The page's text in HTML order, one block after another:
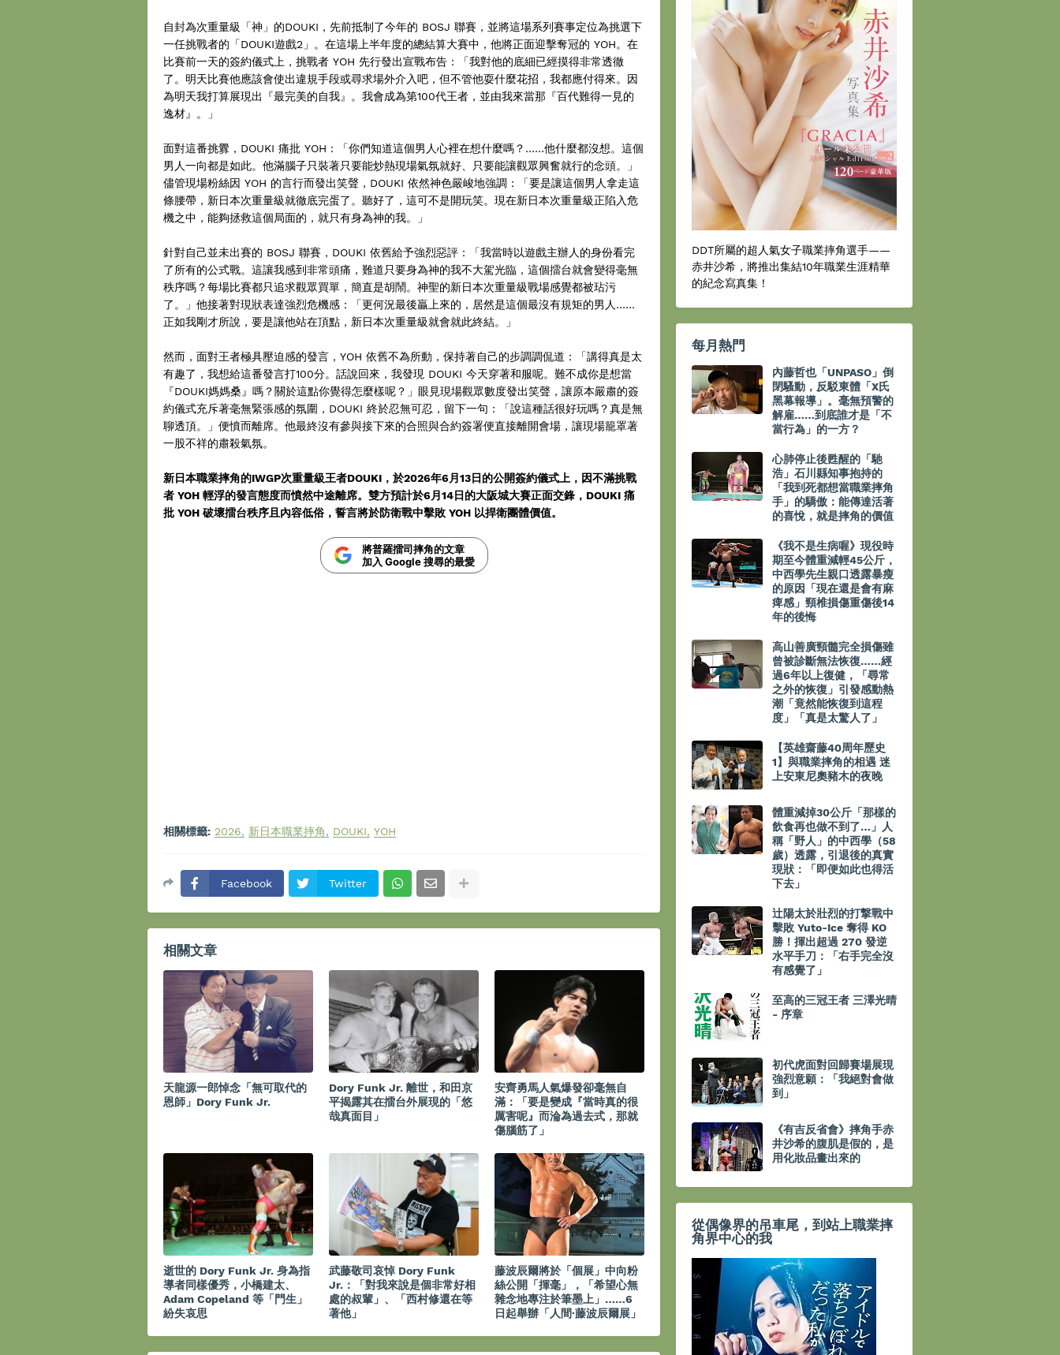
自封為次重量級「神」的DOUKI，先前抵制了今年的 BOSJ 聯賽，並將這場系列賽事定位為挑選下
一任挑戰者的「DOUKI遊戲2」。在這場上半年度的總結算大賽中，他將正面迎擊奪冠的 YOH。在
比賽前一天的簽約儀式上，挑戰者 YOH 先行發出宣戰布告：「我對他的底細已經摸得非常透徹
了。明天比賽他應該會使出違規手段或尋求場外介入吧，但不管他耍什麼花招，我都應付得來。因
為明天我打算展現出『最完美的自我』。我會成為第100代王者，並由我來當那『百代難得一見的
逸材』。」
面對這番挑釁，DOUKI 痛批 YOH：「你們知道這個男人心裡在想什麼嗎？……他什麼都沒想。這個
男人一向都是如此。他滿腦子只裝著只要能炒熱現場氣氛就好、只要能讓觀眾興奮就行的念頭。」
儘管現場粉絲因 YOH 的言行而發出笑聲，DOUKI 依然神色嚴峻地強調：「要是讓這個男人拿走這
條腰帶，新日本次重量級就徹底完蛋了。聽好了，這可不是開玩笑。現在新日本次重量級正陷入危
機之中，能夠拯救這個局面的，就只有身為神的我。」
針對自己並未出賽的 BOSJ 聯賽，DOUKI 依舊給予強烈惡評：「我當時以遊戲主辦人的身份看完
了所有的公式戰。這讓我感到非常頭痛，難道只要身為神的我不大駕光臨，這個擂台就會變得毫無
秩序嗎？每場比賽都只追求觀眾買單，簡直是胡鬧。神聖的新日本次重量級戰場感覺都被玷污
了。」他接著對現狀表達強烈危機感：「更何況最後贏上來的，居然是這個最沒有規矩的男人……
正如我剛才所說，要是讓他站在頂點，新日本次重量級就會就此終結。」
然而，面對王者極具壓迫感的發言，YOH 依舊不為所動，保持著自己的步調調侃道：「講得真是太
有趣了，我想給這番發言打100分。話說回來，我發現 DOUKI 今天穿著和服呢。難不成你是想當
『DOUKI媽媽桑』嗎？關於這點你覺得怎麼樣呢？」眼見現場觀眾數度發出笑聲，讓原本嚴肅的簽
約儀式充斥著毫無緊張感的氛圍，DOUKI 終於忍無可忍，留下一句：「說這種話很好玩嗎？真是無
聊透頂。」便憤而離席。他最終沒有參與接下來的合照與合約簽署便直接離開會場，讓現場籠罩著
一股不祥的肅殺氣氛。
新日本職業摔角的IWGP次重量級王者DOUKI，於2026年6月13日的公開簽約儀式上，因不滿挑戰
者 YOH 輕浮的發言態度而憤然中途離席。雙方預計於6月14日的大阪城大賽正面交鋒，DOUKI 痛
批 YOH 破壞擂台秩序且內容低俗，誓言將於防衛戰中擊敗 YOH 以捍衛團體價值。
將普羅擂司摔角的文章
加入 Google 搜尋的最愛
相關標籤: 2026 新日本職業摔角 DOUKI YOH
Facebook Twitter
相關文章
天龍源一郎悼念「無可取代的
恩師」Dory Funk Jr.
Dory Funk Jr. 離世，和田京
平揭露其在擂台外展現的「悠
哉真面目」
安齊勇馬人氣爆發卻毫無自
滿：「要是變成『當時真的很
厲害呢』而淪為過去式，那就
傷腦筋了」
逝世的 Dory Funk Jr. 身為指
導者同樣優秀，小橋建太、
Adam Copeland 等「門生」
紛失哀思
武藤敬司哀悼 Dory Funk
Jr.：「對我來說是個非常好相
處的叔輩」、「西村修還在等
著他」
藤波辰爾將於「個展」中向粉
絲公開「揮毫」，「希望心無
雜念地專注於筆墨上」……6
日起舉辦「人間·藤波辰爾展」
DDT所屬的超人氣女子職業摔角選手——
赤井沙希，將推出集結10年職業生涯精華
的紀念寫真集！
每月熱門
內藤哲也「UNPASO」倒
閉騷動，反駁東體「X氏
黑幕報導」。毫無預警的
解雇……到底誰才是「不
當行為」的一方？
心肺停止後甦醒的「馳
浩」石川縣知事抱持的
「我到死都想當職業摔角
手」的驕傲：能傳達活著
的喜悅，就是摔角的價值
《我不是生病喔》現役時
期至今體重減輕45公斤，
中西學先生親口透露暴瘦
的原因「現在還是會有麻
痺感」頸椎損傷重傷後14
年的後悔
高山善廣頸髓完全損傷雖
曾被診斷無法恢復……經
過6年以上復健，「尋常
之外的恢復」引發感動熱
潮「竟然能恢復到這程
度」「真是太驚人了」
【英雄齋藤40周年歷史
1】與職業摔角的相遇 迷
上安東尼奧豬木的夜晚
體重減掉30公斤「那樣的
飲食再也做不到了…」人
稱「野人」的中西學（58
歲）透露，引退後的真實
現狀：「即便如此也得活
下去」
辻陽太於壯烈的打撃戰中
擊敗 Yuto-Ice 奪得 KO
勝！揮出超過 270 發逆
水平手刀：「右手完全沒
有感覺了」
至高的三冠王者 三澤光晴
- 序章
初代虎面對回歸賽場展現
強烈意願：「我絕對會做
到」
《有吉反省會》摔角手赤
井沙希的腹肌是假的，是
用化妝品畫出來的
從偶像界的吊車尾，到站上職業摔
角界中心的我